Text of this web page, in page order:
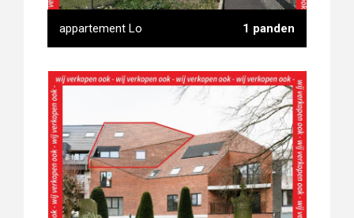
appartement Lo 1 panden
appartement Lo